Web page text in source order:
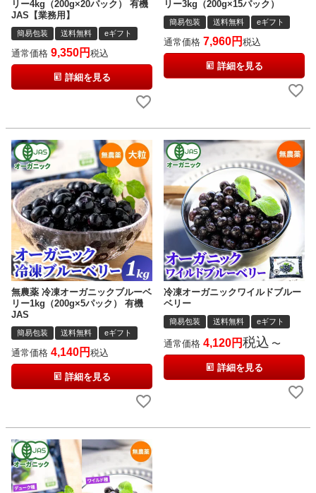
リー4kg（200g×20パック） 有機
JAS【業務用】
簡易包装 送料無料 eギフト
通常価格 9,350 税込
詳細を見る
リー3kg（200g×15パック）
簡易包装 送料無料 eギフト
通常価格 7,960 税込
詳細を見る
無農薬 冷凍オーガニックブルーベ
リー1kg（200g×5パック） 有機
JAS
簡易包装 送料無料 eギフト
通常価格 4,140 税込
詳細を見る
冷凍オーガニックワイルドブルー
ベリー
簡易包装 送料無料 eギフト
通常価格 4,120 税込 〜
詳細を見る